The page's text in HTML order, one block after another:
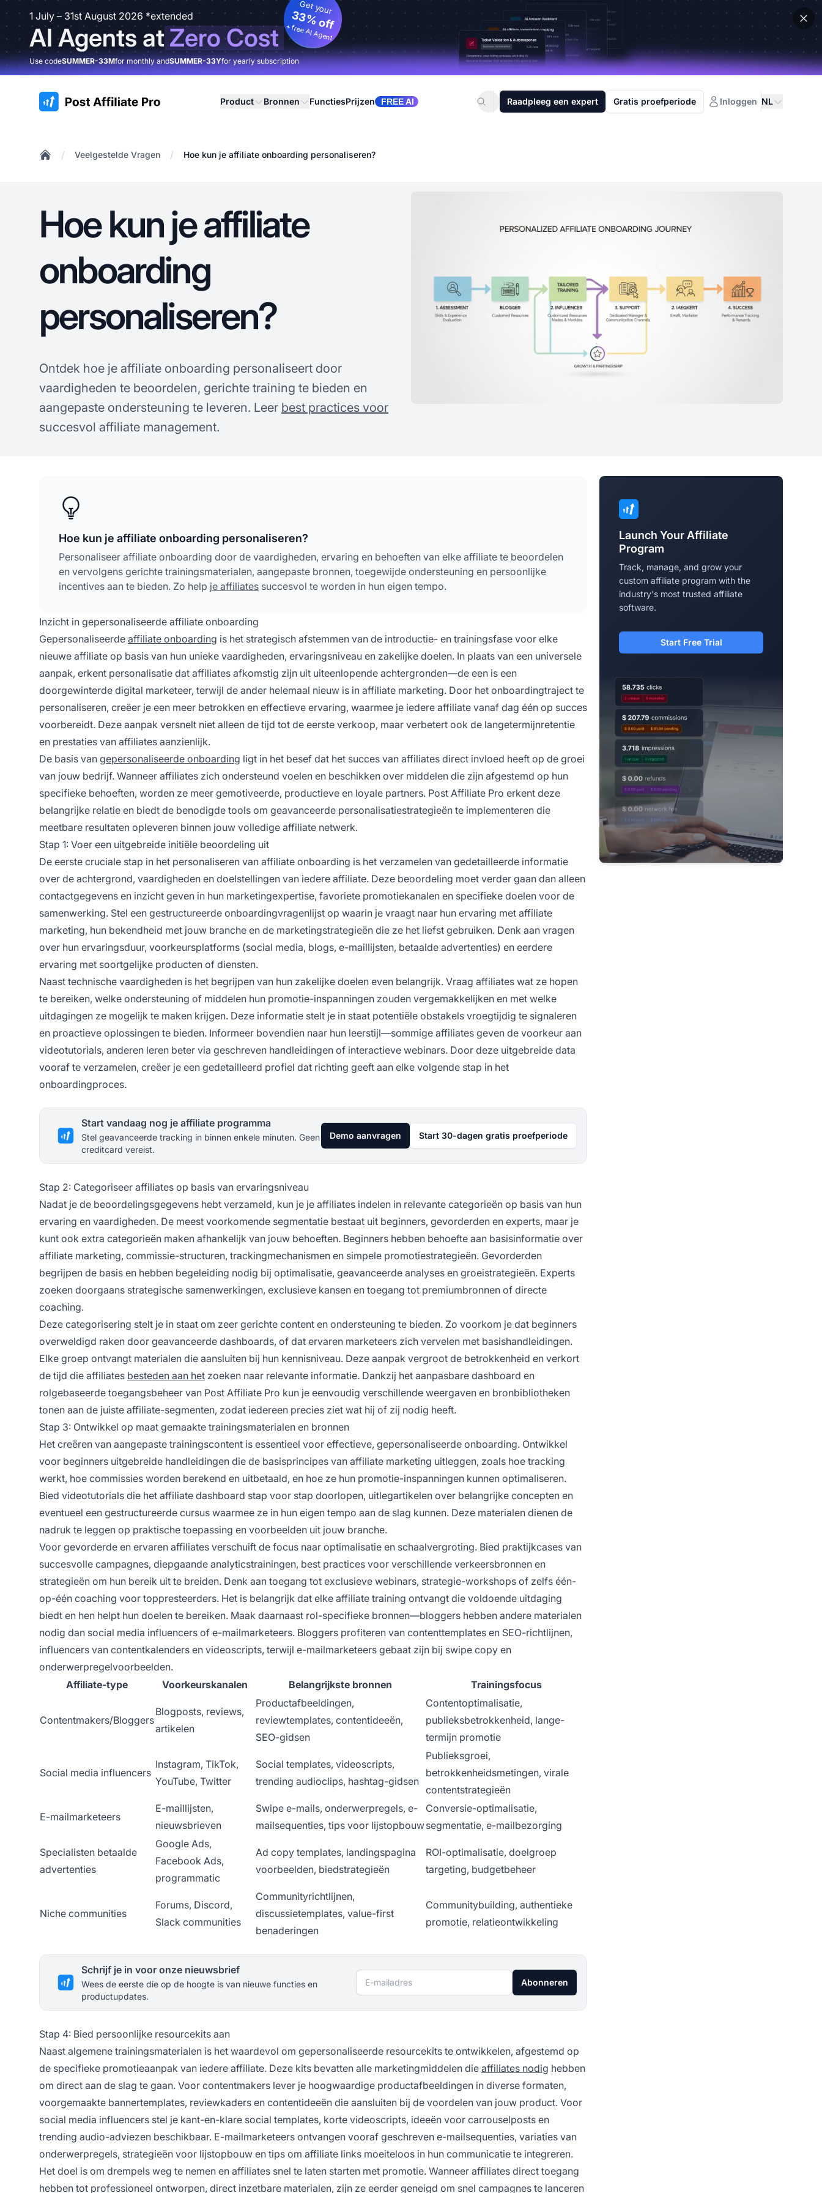
1 July – 31st August 2026 *extended
AI Agents atZero Cost
Get your
33% off
+ free AI Agent
Use codeSUMMER-33Mfor monthly andSUMMER-33Yfor yearly subscription
:site.title Product Bronnen FunctiesPrijzen FREE AI Raadpleeg een expert Gratis proefperiode Inloggen NL
/ Veelgestelde Vragen / Hoe kun je affiliate onboarding personaliseren?
Hoe kun je affiliate
onboarding
personaliseren?
Ontdek hoe je affiliate onboarding personaliseert door
vaardigheden te beoordelen, gerichte training te bieden en
aangepaste ondersteuning te leveren. Leer best practices voor
succesvol affiliate management.
Hoe kun je affiliate onboarding personaliseren?
Personaliseer affiliate onboarding door de vaardigheden, ervaring en behoeften van elke affiliate te beoordelen
en vervolgens gerichte trainingsmaterialen, aangepaste bronnen, toegewijde ondersteuning en persoonlijke
incentives aan te bieden. Zo help je affiliates succesvol te worden in hun eigen tempo.
Inzicht in gepersonaliseerde affiliate onboarding
Gepersonaliseerde affiliate onboarding is het strategisch afstemmen van de introductie- en trainingsfase voor elke
nieuwe affiliate op basis van hun unieke vaardigheden, ervaringsniveau en zakelijke doelen. In plaats van een universele
aanpak, erkent personalisatie dat affiliates afkomstig zijn uit uiteenlopende achtergronden—de een is een
doorgewinterde digital marketeer, terwijl de ander helemaal nieuw is in affiliate marketing. Door het onboardingtraject te
personaliseren, creëer je een meer betrokken en effectieve ervaring, waarmee je iedere affiliate vanaf dag één op succes
voorbereidt. Deze aanpak versnelt niet alleen de tijd tot de eerste verkoop, maar verbetert ook de langetermijnretentie
en prestaties van affiliates aanzienlijk.
De basis van gepersonaliseerde onboarding ligt in het besef dat het succes van affiliates direct invloed heeft op de groei
van jouw bedrijf. Wanneer affiliates zich ondersteund voelen en beschikken over middelen die zijn afgestemd op hun
specifieke behoeften, worden ze meer gemotiveerde, productieve en loyale partners. Post Affiliate Pro erkent deze
belangrijke relatie en biedt de benodigde tools om geavanceerde personalisatiestrategieën te implementeren die
meetbare resultaten opleveren binnen jouw volledige affiliate netwerk.
Stap 1: Voer een uitgebreide initiële beoordeling uit
De eerste cruciale stap in het personaliseren van affiliate onboarding is het verzamelen van gedetailleerde informatie
over de achtergrond, vaardigheden en doelstellingen van iedere affiliate. Deze beoordeling moet verder gaan dan alleen
contactgegevens en inzicht geven in hun marketingexpertise, favoriete promotiekanalen en specifieke doelen voor de
samenwerking. Stel een gestructureerde onboardingvragenlijst op waarin je vraagt naar hun ervaring met affiliate
marketing, hun bekendheid met jouw branche en de marketingstrategieën die ze het liefst gebruiken. Denk aan vragen
over hun ervaringsduur, voorkeursplatforms (social media, blogs, e-maillijsten, betaalde advertenties) en eerdere
ervaring met soortgelijke producten of diensten.
Naast technische vaardigheden is het begrijpen van hun zakelijke doelen even belangrijk. Vraag affiliates wat ze hopen
te bereiken, welke ondersteuning of middelen hun promotie-inspanningen zouden vergemakkelijken en met welke
uitdagingen ze mogelijk te maken krijgen. Deze informatie stelt je in staat potentiële obstakels vroegtijdig te signaleren
en proactieve oplossingen te bieden. Informeer bovendien naar hun leerstijl—sommige affiliates geven de voorkeur aan
videotutorials, anderen leren beter via geschreven handleidingen of interactieve webinars. Door deze uitgebreide data
vooraf te verzamelen, creëer je een gedetailleerd profiel dat richting geeft aan elke volgende stap in het
onboardingproces.
Start vandaag nog je affiliate programma
Stel geavanceerde tracking in binnen enkele minuten. Geen
creditcard vereist.
Demo aanvragen Start 30-dagen gratis proefperiode
Stap 2: Categoriseer affiliates op basis van ervaringsniveau
Nadat je de beoordelingsgegevens hebt verzameld, kun je je affiliates indelen in relevante categorieën op basis van hun
ervaring en vaardigheden. De meest voorkomende segmentatie bestaat uit beginners, gevorderden en experts, maar je
kunt ook extra categorieën maken afhankelijk van jouw behoeften. Beginners hebben behoefte aan basisinformatie over
affiliate marketing, commissie-structuren, trackingmechanismen en simpele promotiestrategieën. Gevorderden
begrijpen de basis en hebben begeleiding nodig bij optimalisatie, geavanceerde analyses en groeistrategieën. Experts
zoeken doorgaans strategische samenwerkingen, exclusieve kansen en toegang tot premiumbronnen of directe
coaching.
Deze categorisering stelt je in staat om zeer gerichte content en ondersteuning te bieden. Zo voorkom je dat beginners
overweldigd raken door geavanceerde dashboards, of dat ervaren marketeers zich vervelen met basishandleidingen.
Elke groep ontvangt materialen die aansluiten bij hun kennisniveau. Deze aanpak vergroot de betrokkenheid en verkort
de tijd die affiliates besteden aan het zoeken naar relevante informatie. Dankzij het aanpasbare dashboard en
rolgebaseerde toegangsbeheer van Post Affiliate Pro kun je eenvoudig verschillende weergaven en bronbibliotheken
tonen aan de juiste affiliate-segmenten, zodat iedereen precies ziet wat hij of zij nodig heeft.
Stap 3: Ontwikkel op maat gemaakte trainingsmaterialen en bronnen
Het creëren van aangepaste trainingscontent is essentieel voor effectieve, gepersonaliseerde onboarding. Ontwikkel
voor beginners uitgebreide handleidingen die de basisprincipes van affiliate marketing uitleggen, zoals hoe tracking
werkt, hoe commissies worden berekend en uitbetaald, en hoe ze hun promotie-inspanningen kunnen optimaliseren.
Bied videotutorials die het affiliate dashboard stap voor stap doorlopen, uitlegartikelen over belangrijke concepten en
eventueel een gestructureerde cursus waarmee ze in hun eigen tempo aan de slag kunnen. Deze materialen dienen de
nadruk te leggen op praktische toepassing en voorbeelden uit jouw branche.
Voor gevorderde en ervaren affiliates verschuift de focus naar optimalisatie en schaalvergroting. Bied praktijkcases van
succesvolle campagnes, diepgaande analyticstrainingen, best practices voor verschillende verkeersbronnen en
strategieën om hun bereik uit te breiden. Denk aan toegang tot exclusieve webinars, strategie-workshops of zelfs één-
op-één coaching voor toppresteerders. Het is belangrijk dat elke affiliate training ontvangt die voldoende uitdaging
biedt en hen helpt hun doelen te bereiken. Maak daarnaast rol-specifieke bronnen—bloggers hebben andere materialen
nodig dan social media influencers of e-mailmarketeers. Bloggers profiteren van contenttemplates en SEO-richtlijnen,
influencers van contentkalenders en videoscripts, terwijl e-mailmarketeers gebaat zijn bij swipe copy en
onderwerpregelvoorbeelden.
Affiliate-type
Voorkeurskanalen Belangrijkste bronnen Trainingsfocus
Contentmakers/Bloggers
Blogposts, reviews,
artikelen
Productafbeeldingen,
reviewtemplates, contentideeën,
SEO-gidsen
Contentoptimalisatie,
publieksbetrokkenheid, lange-
termijn promotie
Social media influencers
Instagram, TikTok,
YouTube, Twitter
Social templates, videoscripts,
trending audioclips, hashtag-gidsen
Publieksgroei,
betrokkenheidsmetingen, virale
contentstrategieën
E-mailmarketeers
E-maillijsten,
nieuwsbrieven
Swipe e-mails, onderwerpregels, e-
mailsequenties, tips voor lijstopbouw
Conversie-optimalisatie,
segmentatie, e-mailbezorging
Specialisten betaalde
advertenties
Google Ads,
Facebook Ads,
programmatic
Ad copy templates, landingspagina
voorbeelden, biedstrategieën
ROI-optimalisatie, doelgroep
targeting, budgetbeheer
Niche communities
Forums, Discord,
Slack communities
Communityrichtlijnen,
discussietemplates, value-first
benaderingen
Communitybuilding, authentieke
promotie, relatieontwikkeling
Schrijf je in voor onze nieuwsbrief
Wees de eerste die op de hoogte is van nieuwe functies en
productupdates.
E-mailadres Abonneren
Stap 4: Bied persoonlijke resourcekits aan
Naast algemene trainingsmaterialen is het waardevol om gepersonaliseerde resourcekits te ontwikkelen, afgestemd op
de specifieke promotieaanpak van iedere affiliate. Deze kits bevatten alle marketingmiddelen die affiliates nodig hebben
om direct aan de slag te gaan. Voor contentmakers lever je hoogwaardige productafbeeldingen in diverse formaten,
voorgemaakte bannertemplates, reviewkaders en contentideeën die aansluiten bij de voordelen van jouw product. Voor
social media influencers stel je kant-en-klare social templates, korte videoscripts, ideeën voor carrouselposts en
trending audio-adviezen beschikbaar. E-mailmarketeers ontvangen vooraf geschreven e-mailsequenties, variaties van
onderwerpregels, strategieën voor lijstopbouw en tips om affiliate links moeiteloos in hun communicatie te integreren.
Het doel is om drempels weg te nemen en affiliates snel te laten starten met promotie. Wanneer affiliates direct toegang
hebben tot professioneel ontworpen, direct inzetbare materialen, zijn ze eerder geneigd om snel campagnes te lanceren
Launch Your Affiliate
Program
Track, manage, and grow your
custom affiliate program with the
industry's most trusted affiliate
software.
Start Free Trial